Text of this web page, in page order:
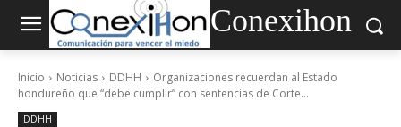
Conexihon
Inicio Noticias DDHH
Organizaciones recuerdan al Estado
hondureño que “debe cumplir” con sentencias de Corte...
DDHH